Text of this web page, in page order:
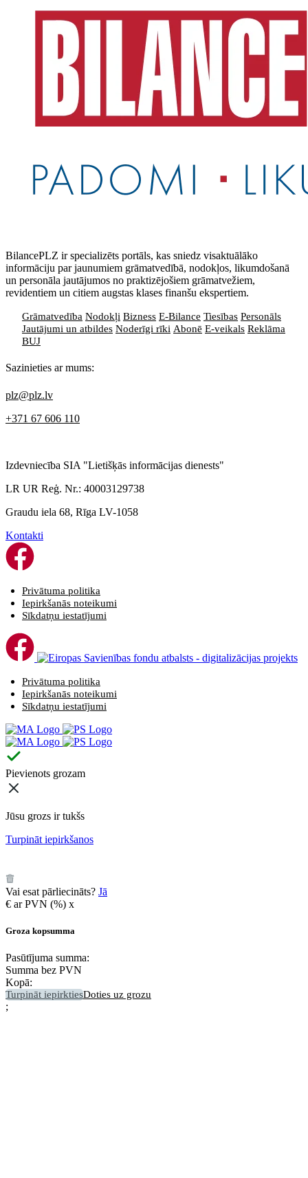
BilancePLZ ir specializēts portāls, kas sniedz visaktuālāko
informāciju par jaunumiem grāmatvedībā, nodokļos, likumdošanā
un personāla jautājumos no praktizējošiem grāmatvežiem,
revidentiem un citiem augstas klases finanšu ekspertiem.
Grāmatvedība Nodokļi Bizness E-Bilance Tiesības Personāls
Jautājumi un atbildes Noderīgi rīki Abonē E-veikals Reklāma
BUJ
Sazinieties ar mums:
plz@plz.lv
+371 67 606 110
Izdevniecība SIA "Lietišķās informācijas dienests"
LR UR Reģ. Nr.: 40003129738
Graudu iela 68, Rīga LV-1058
Kontakti
Privātuma politika
Iepirkšanās noteikumi
Sīkdatņu iestatījumi
Privātuma politika
Iepirkšanās noteikumi
Sīkdatņu iestatījumi
Pievienots grozam
Jūsu grozs ir tukšs
Turpināt iepirkšanos
Vai esat pārliecināts? Jā
€ ar PVN (%) x
Groza kopsumma
Pasūtījuma summa:
Summa bez PVN
Kopā:
Turpināt iepirktiesDoties uz grozu
;